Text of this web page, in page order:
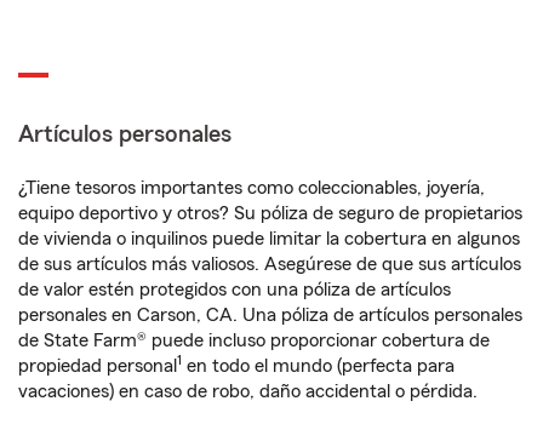
Artículos personales
¿Tiene tesoros importantes como coleccionables, joyería,
equipo deportivo y otros? Su póliza de seguro de propietarios
de vivienda o inquilinos puede limitar la cobertura en algunos
de sus artículos más valiosos. Asegúrese de que sus artículos
de valor estén protegidos con una póliza de artículos
personales en Carson, CA. Una póliza de artículos personales
de State Farm® puede incluso proporcionar cobertura de
propiedad personal 1 en todo el mundo (perfecta para
vacaciones) en caso de robo, daño accidental o pérdida.